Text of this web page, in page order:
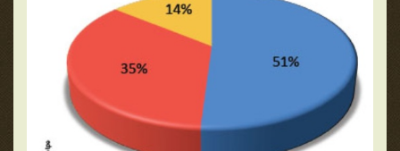
Guru dos curiosos
Meio Ambiente e Sustentabilidade
Moda e Estética
Mundo Vivo